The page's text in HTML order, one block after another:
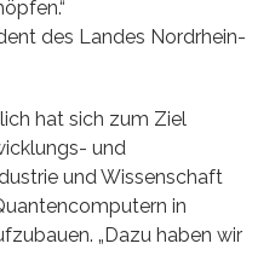
des Landes Nordrhein-
hat sich zum Ziel
und
und Wissenschaft
in
„Dazu haben wir